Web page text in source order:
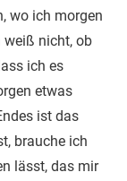
wo ich morgen
weiß nicht, ob
ich es
etwas
ist das
brauche ich
lässt, das mir